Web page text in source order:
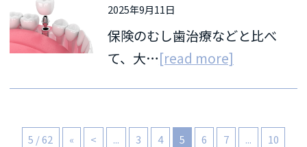
2025年9月11日
保険のむし歯治療などと比べ
て、大…[read more]
5 / 62 « < ... 3 4 5 6 7 ...
10